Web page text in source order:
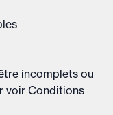
incomplets ou
voir Conditions